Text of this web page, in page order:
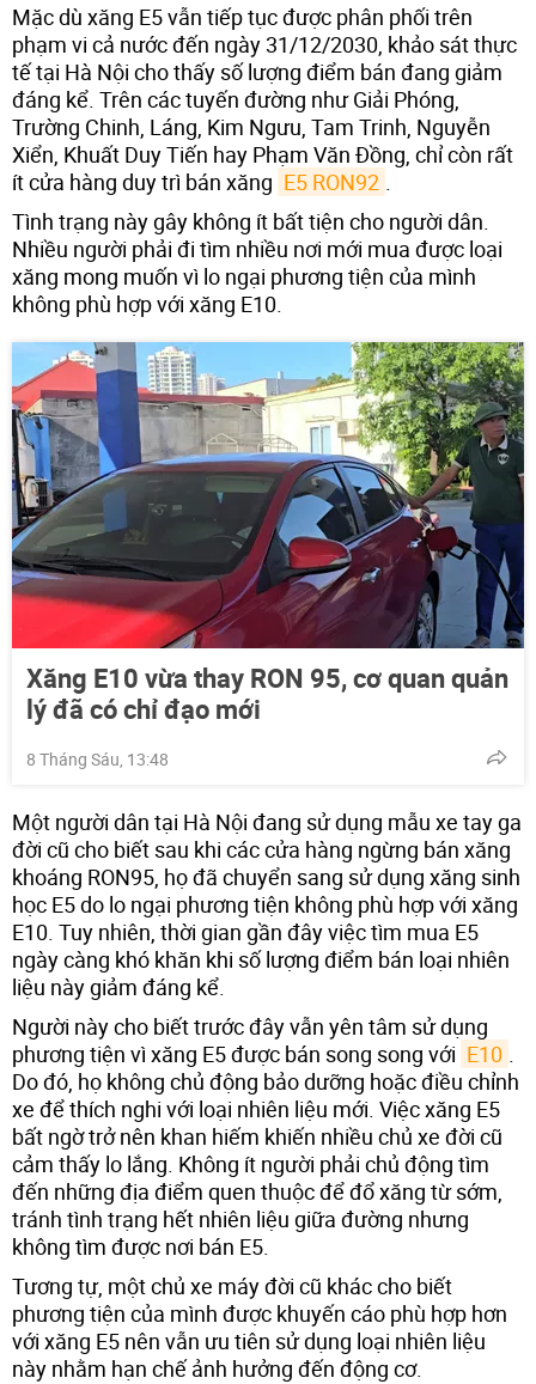
Mặc dù xăng E5 vẫn tiếp tục được phân phối trên
phạm vi cả nước đến ngày 31/12/2030, khảo sát thực
tế tại Hà Nội cho thấy số lượng điểm bán đang giảm
đáng kể. Trên các tuyến đường như Giải Phóng,
Trường Chinh, Láng, Kim Ngưu, Tam Trinh, Nguyễn
Xiển, Khuất Duy Tiến hay Phạm Văn Đồng, chỉ còn rất
ít cửa hàng duy trì bán xăng E5 RON92
Tình trạng này gây không ít bất tiện cho người dân.
Nhiều người phải đi tìm nhiều nơi mới mua được loại
xăng mong muốn vì lo ngại phương tiện của mình
không phù hợp với xăng E10.
Xăng E10 vừa thay RON 95, cơ quan quản
lý đã có chỉ đạo mới
8 Tháng Sáu, 13:48
Một người dân tại Hà Nội đang sử dụng mẫu xe tay ga
đời cũ cho biết sau khi các cửa hàng ngừng bán xăng
khoáng RON95, họ đã chuyển sang sử dụng xăng sinh
học E5 do lo ngại phương tiện không phù hợp với xăng
E10. Tuy nhiên, thời gian gần đây việc tìm mua E5
ngày càng khó khăn khi số lượng điểm bán loại nhiên
liệu này giảm đáng kể.
Người này cho biết trước đây vẫn yên tâm sử dụng
phương tiện vì xăng E5 được bán song song với E10
Do đó, họ không chủ động bảo dưỡng hoặc điều chỉnh
xe để thích nghi với loại nhiên liệu mới. Việc xăng E5
bất ngờ trở nên khan hiếm khiến nhiều chủ xe đời cũ
cảm thấy lo lắng. Không ít người phải chủ động tìm
đến những địa điểm quen thuộc để đổ xăng từ sớm,
tránh tình trạng hết nhiên liệu giữa đường nhưng
không tìm được nơi bán E5.
Tương tự, một chủ xe máy đời cũ khác cho biết
phương tiện của mình được khuyến cáo phù hợp hơn
với xăng E5 nên vẫn ưu tiên sử dụng loại nhiên liệu
này nhằm hạn chế ảnh hưởng đến động cơ.